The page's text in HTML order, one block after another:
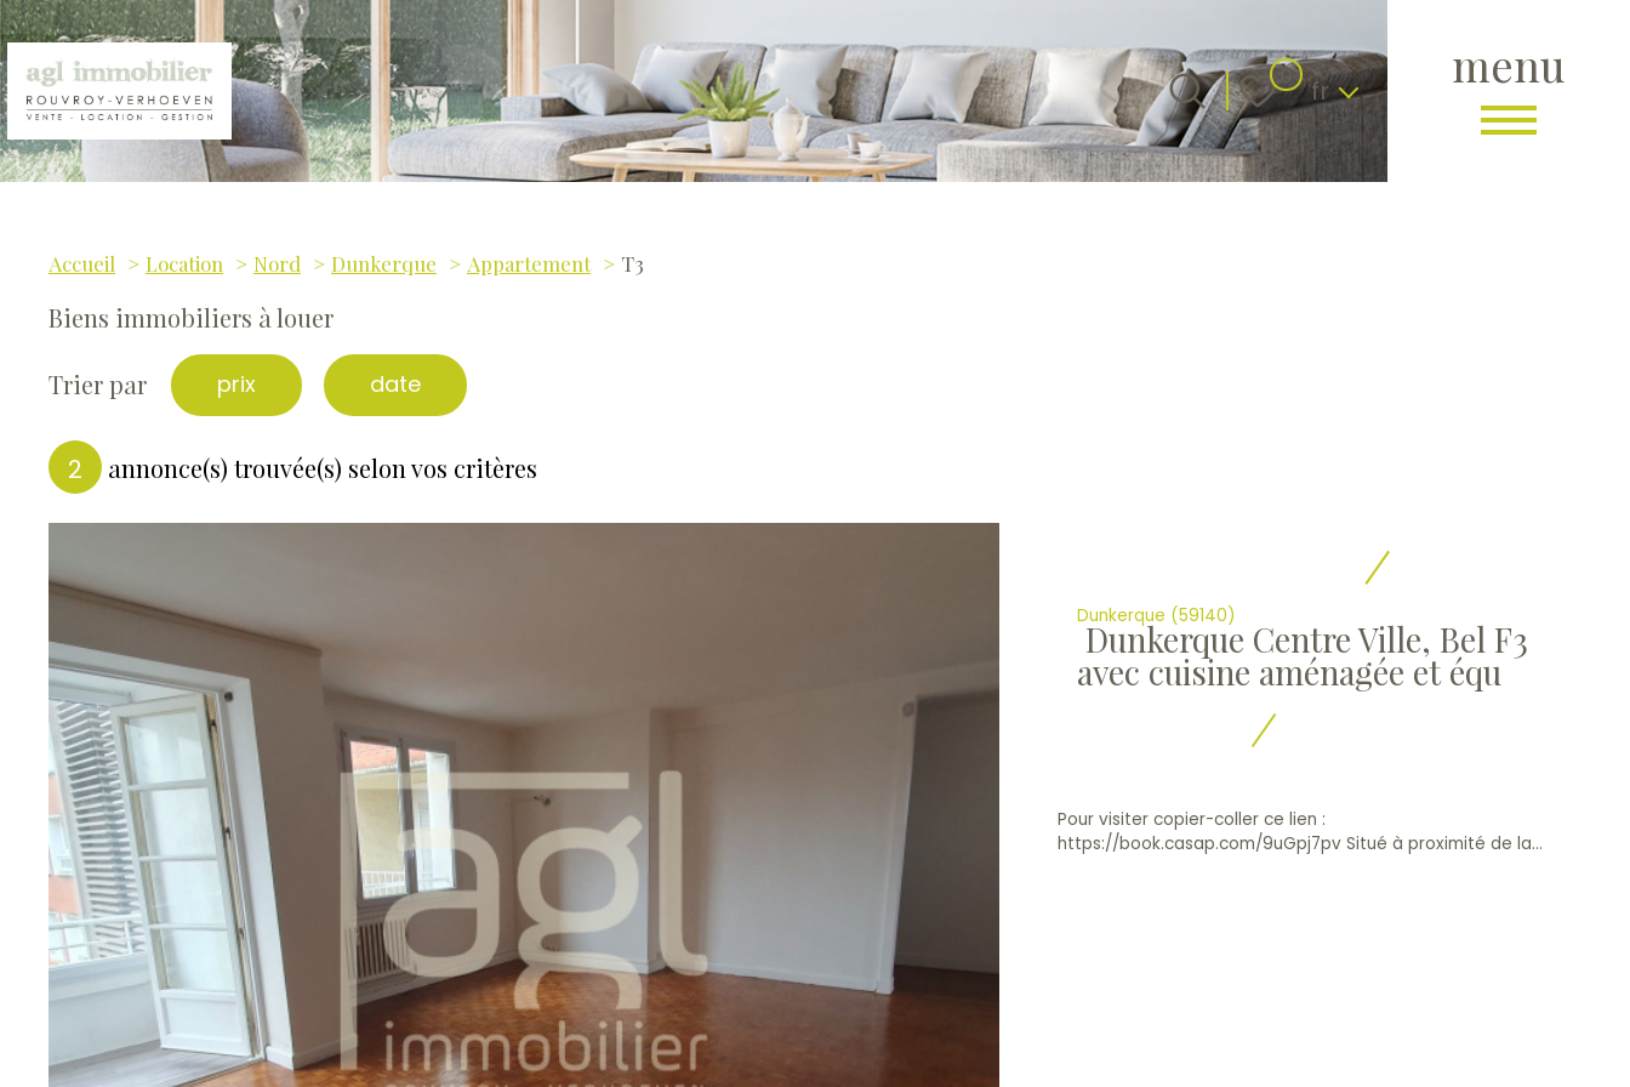
menu
0 Langue
fr
Accueil Location Nord Dunkerque Appartement T3
Biens immobiliers à louer
Trier par prix date
2 annonce(s) trouvée(s) selon vos critères
Dunkerque (59140)
Dunkerque Centre Ville, Bel F3
avec cuisine aménagée et équ
Pour visiter copier-coller ce lien :
https://book.casap.com/9uGpj7pv Situé à proximité de la...